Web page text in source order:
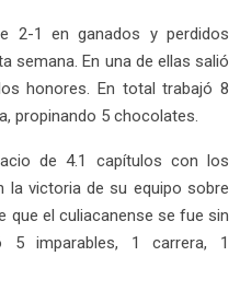
2-1 en ganados y perdidos
semana. En una de ellas salió
honores. En total trabajó 8
propinando 5 chocolates.
de 4.1 capítulos con los
la victoria de su equipo sobre
que el culiacanense se fue sin
5 imparables, 1 carrera, 1